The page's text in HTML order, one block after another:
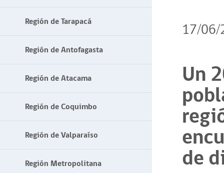
Región de Tarapacá
Región de Antofagasta
Región de Atacama
Región de Coquimbo
Región de Valparaíso
Región Metropolitana
17/
Un
de